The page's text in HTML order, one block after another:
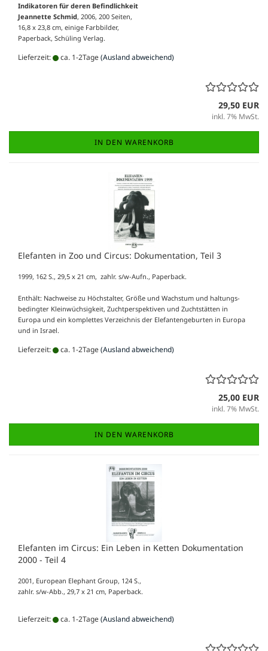
Indikatoren für deren Befindlichkeit
Jeannette Schmid, 2006, 200 Seiten,
16,8 x 23,8 cm, einige Farbbilder,
Paperback, Schüling Verlag.
Lieferzeit: ca. 1-2Tage(Ausland abweichend)
29,50 EUR
inkl. 7% MwSt.
IN DEN WARENKORB
Elefanten in Zoo und Circus: Dokumentation, Teil 3
1999, 162 S., 29,5 x 21 cm, zahlr. s/w-Aufn., Paperback.
Enthält: Nachweise zu Höchstalter, Größe ­und Wachstum und haltungs­­
bedingter Kleinwüchsigkeit, Zuchtperspektiven und Zuchtstätten in
Europa und ein komplettes Verzeichnis der Elefantengeburten in Europa
und in Israel.
Lieferzeit: ca. 1-2Tage(Ausland abweichend)
25,00 EUR
inkl. 7% MwSt.
IN DEN WARENKORB
Elefanten im Circus: Ein Leben in Ketten Dokumentation
2000 - Teil 4
2001, European Elephant Group, 124 S.,
zahlr. s/w-Abb., 29,7 x 21 cm, Paperback.
Lieferzeit: ca. 1-2Tage(Ausland abweichend)